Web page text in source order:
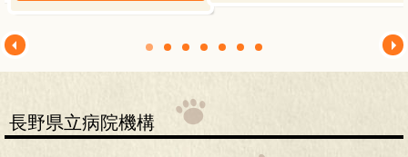
長野県立病院機構